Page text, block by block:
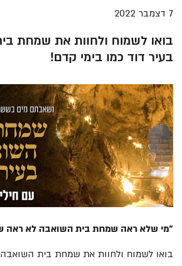
7 דצמבר 2022
בואו לשמוח ולחוות את שמחת
בעיר דוד כמו בימי קדם!
"מי שלא ראה שמחת בית השואבה לא ראה
בואו לשמוח ולחוות את שמחת בית השואבה